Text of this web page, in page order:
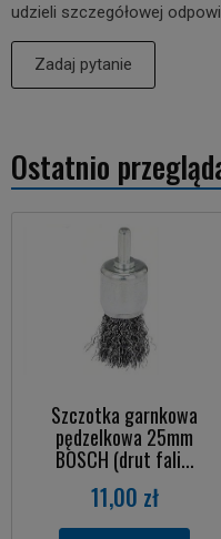
udzieli szczegółowej
Zadaj pytanie
Ostatnio
Szczotka garnkowa
pędzelkowa 25mm
BOSCH (drut fali...
11,00 zł